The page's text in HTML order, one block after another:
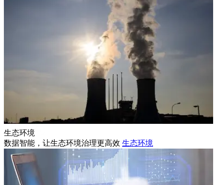
生态环境
数据智能，让生态环境治理更高效 生态环境